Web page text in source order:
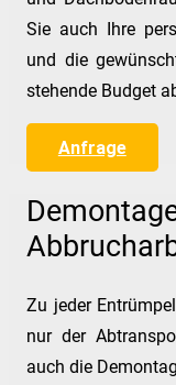
Sie auch Ihre
und die
stehende Budget
Anfrage
Zu jeder
nur der
auch die